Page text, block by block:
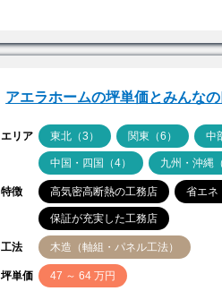
アエラホームの坪単価とみんな
エリア 東北（3） 関東（6） 中
中国・四国（4） 九州・沖縄
特徴 高気密高断熱の工務店 省エネ
保証が充実した工務店
工法 木造（軸組・パネル工法）
坪単価 47 ～ 64 万円